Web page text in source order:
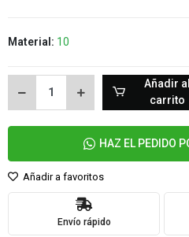
Material: 10
Añadir al
carrito
HAZ EL PEDIDO
Añadir a favoritos
Envío rápido